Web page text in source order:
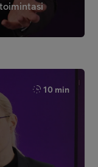
10 min